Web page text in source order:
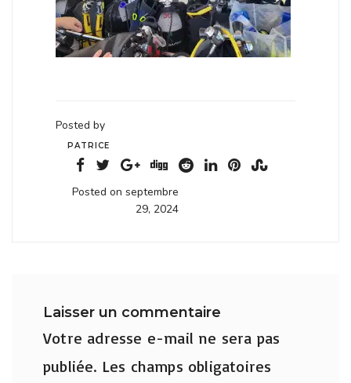
Posted by
PATRICE
Posted on septembre
29, 2024
Laisser un commentaire
Votre adresse e-mail ne sera pas
publiée. Les champs obligatoires